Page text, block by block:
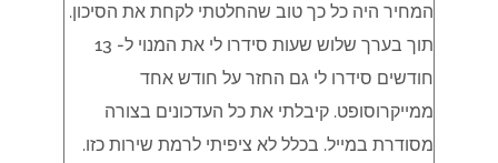
המחיר היה כל כך טוב שהחלטתי לקחת את הסיכון.
תוך בערך שלוש שעות סידרו לי את המנוי ל- 13
חודשים סידרו לי גם החזר על חודש אחד
ממייקרוסופט. קיבלתי את כל העדכונים בצורה
מסודרת במייל. בכלל לא ציפיתי לרמת שירות כזו.